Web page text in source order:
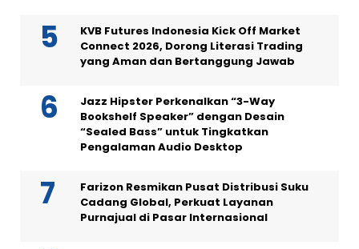
KVB Futures Indonesia Kick Off Market
Connect 2026, Dorong Literasi Trading
yang Aman dan Bertanggung Jawab
Jazz Hipster Perkenalkan “3-Way
Bookshelf Speaker” dengan Desain
“Sealed Bass” untuk Tingkatkan
Pengalaman Audio Desktop
Farizon Resmikan Pusat Distribusi Suku
Cadang Global, Perkuat Layanan
Purnajual di Pasar Internasional